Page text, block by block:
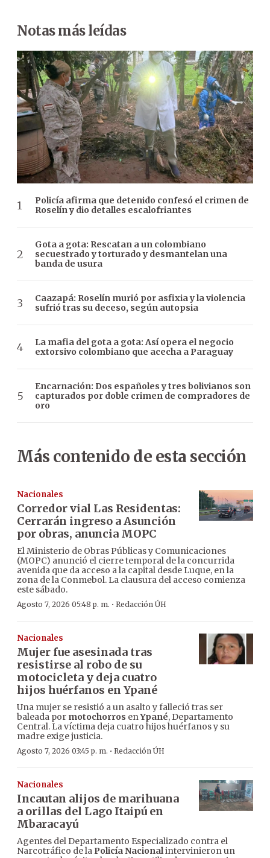
Notas más leídas
Policía afirma que detenido confesó el crimen de
Roselín y dio detalles escalofriantes
Gota a gota: Rescatan a un colombiano
secuestrado y torturado y desmantelan una
banda de usura
Caazapá: Roselín murió por asfixia y la violencia
sufrió tras su deceso, según autopsia
La mafia del gota a gota: Así opera el negocio
extorsivo colombiano que acecha a Paraguay
Encarnación: Dos españoles y tres bolivianos son
capturados por doble crimen de compradores de
oro
Más contenido de esta sección
Nacionales
Corredor vial Las Residentas:
Cerrarán ingreso a Asunción
por obras, anuncia MOPC
El Ministerio de Obras Públicas y Comunicaciones
(MOPC) anunció el cierre temporal de la concurrida
avenida que da acceso a la capital desde Luque, en la
zona de la Conmebol. La clausura del acceso comienza
este sábado.
Agosto 7, 2026 05:48 p. m. · Redacción ÚH
Nacionales
Mujer fue asesinada tras
resistirse al robo de su
motocicleta y deja cuatro
hijos huérfanos en Ypané
Una mujer se resistió a un asalto y falleció tras ser
baleada por motochorros enYpané, Departamento
Central. La víctima deja cuatro hijos huérfanos y su
madre exige justicia.
Agosto 7, 2026 03:45 p. m. · Redacción ÚH
Nacionales
Incautan alijos de marihuana
a orillas del Lago Itaipú en
Mbaracayú
Agentes del Departamento Especializado contra el
Narcotráfico de la Policía Nacionalintervinieron un